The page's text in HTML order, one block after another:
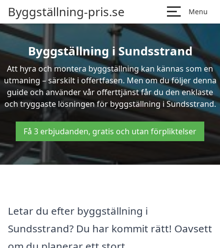
Byggställning-pris.se Menu
Byggställning i Sundsstrand
Att hyra och montera byggställning kan kännas som en
utmaning – särskilt i offertfasen. Men om du följer denna
guide och använder vår offerttjänst får du den enklaste
och tryggaste lösningen för byggställning i Sundsstrand.
Få 3 erbjudanden, gratis och utan förpliktelser
Letar du efter byggställning i
Sundsstrand? Du har kommit rätt! Oavsett